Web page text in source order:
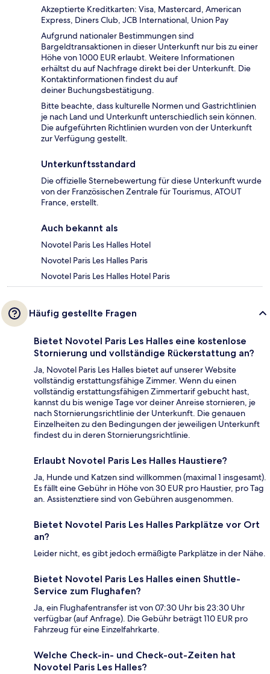
Akzeptierte Kreditkarten: Visa, Mastercard, American
Express, Diners Club, JCB International, Union Pay
Aufgrund nationaler Bestimmungen sind
Bargeldtransaktionen in dieser Unterkunft nur bis zu einer
Höhe von 1000 EUR erlaubt. Weitere Informationen
erhältst du auf Nachfrage direkt bei der Unterkunft. Die
Kontaktinformationen findest du auf
deiner Buchungsbestätigung.
Bitte beachte, dass kulturelle Normen und Gastrichtlinien
je nach Land und Unterkunft unterschiedlich sein können.
Die aufgeführten Richtlinien wurden von der Unterkunft
zur Verfügung gestellt.
Unterkunftsstandard
Die offizielle Sternebewertung für diese Unterkunft wurde
von der Französischen Zentrale für Tourismus, ATOUT
France, erstellt.
Auch bekannt als
Novotel Paris Les Halles Hotel
Novotel Paris Les Halles Paris
Novotel Paris Les Halles Hotel Paris
Häufig gestellte Fragen
Bietet Novotel Paris Les Halles eine kostenlose
Stornierung und vollständige Rückerstattung an?
Ja, Novotel Paris Les Halles bietet auf unserer Website
vollständig erstattungsfähige Zimmer. Wenn du einen
vollständig erstattungsfähigen Zimmertarif gebucht hast,
kannst du bis wenige Tage vor deiner Anreise stornieren, je
nach Stornierungsrichtlinie der Unterkunft. Die genauen
Einzelheiten zu den Bedingungen der jeweiligen Unterkunft
findest du in deren Stornierungsrichtlinie.
Erlaubt Novotel Paris Les Halles Haustiere?
Ja, Hunde und Katzen sind willkommen (maximal 1 insgesamt).
Es fällt eine Gebühr in Höhe von 30 EUR pro Haustier, pro Tag
an. Assistenztiere sind von Gebühren ausgenommen.
Bietet Novotel Paris Les Halles Parkplätze vor Ort
an?
Leider nicht, es gibt jedoch ermäßigte Parkplätze in der Nähe.
Bietet Novotel Paris Les Halles einen Shuttle-
Service zum Flughafen?
Ja, ein Flughafentransfer ist von 07:30 Uhr bis 23:30 Uhr
verfügbar (auf Anfrage). Die Gebühr beträgt 110 EUR pro
Fahrzeug für eine Einzelfahrkarte.
Welche Check-in- und Check-out-Zeiten hat
Novotel Paris Les Halles?